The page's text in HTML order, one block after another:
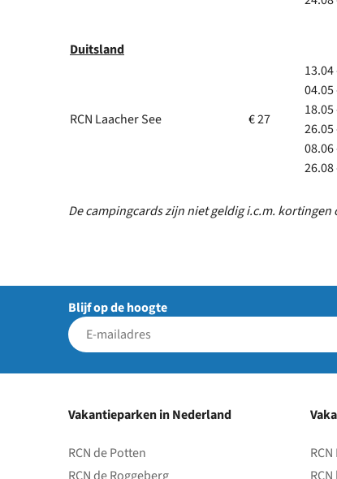
Duitsland
RCN Laacher See € 27
04.05
26.05
08.06
26.08
De campingcards zijn niet geldig i.c.m. kortingen
Blijf op de hoogte
Vakantieparken in Nederland
RCN de Potten